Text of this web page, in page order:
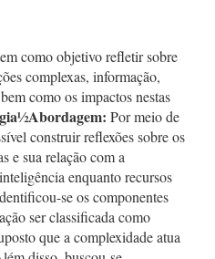
como objetivo refletir sobre
complexas, informação,
como os impactos nestas
½Abordagem: Por meio de
construir reflexões sobre os
e sua relação com a
enquanto recursos
se os componentes
ser classificada como
que a complexidade atua